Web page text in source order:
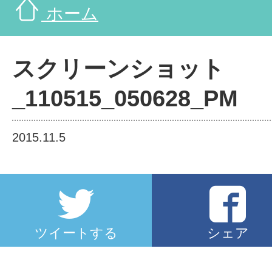
ホーム
スクリーンショット
_110515_050628_PM
2015.11.5
ツイートする シェア